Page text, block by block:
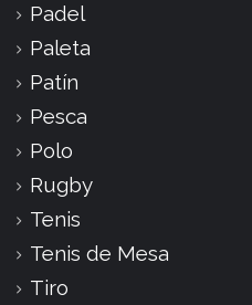
Padel
Paleta
Patín
Pesca
Polo
Rugby
Tenis
Tenis de Mesa
Tiro